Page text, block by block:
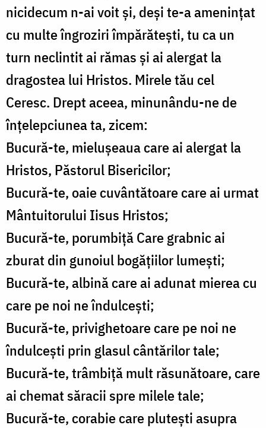
nicidecum n-ai voit şi, deşi te-a ameninţat
cu multe îngroziri împărăteşti, tu ca un
turn neclintit ai rămas şi ai alergat la
dragostea lui Hristos. Mirele tău cel
Ceresc. Drept aceea, minunându-ne de
înţelepciunea ta, zicem:
Bucură-te, mieluşeaua care ai alergat la
Hristos, Păstorul Bisericilor;
Bucură-te, oaie cuvântătoare care ai urmat
Mântuitorului Iisus Hristos;
Bucură-te, porumbiţă Care grabnic ai
zburat din gunoiul bogăţiilor lumeşti;
Bucură-te, albină care ai adunat mierea cu
care pe noi ne îndulceşti;
Bucură-te, privighetoare care pe noi ne
îndulceşti prin glasul cântărilor tale;
Bucură-te, trâmbiţă mult răsunătoare, care
ai chemat săracii spre milele tale;
Bucură-te, corabie care pluteşti asupra